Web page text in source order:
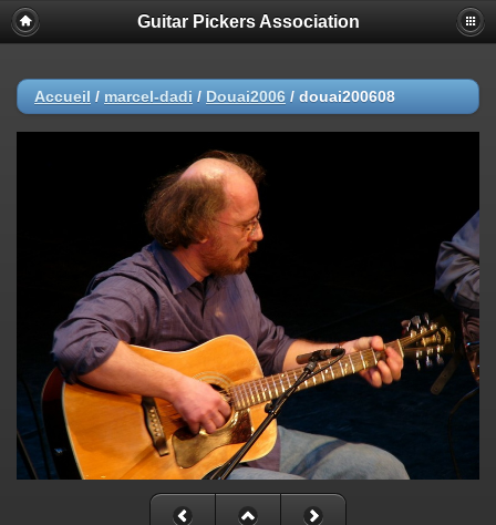
Guitar Pickers Association
Accueil / marcel-dadi / Douai2006 / douai200608